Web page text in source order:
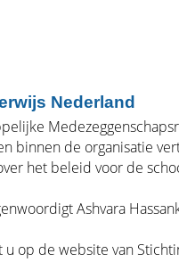
Nederland
binnen de organisatie
het beleid voor de
Ashvara
op de website van